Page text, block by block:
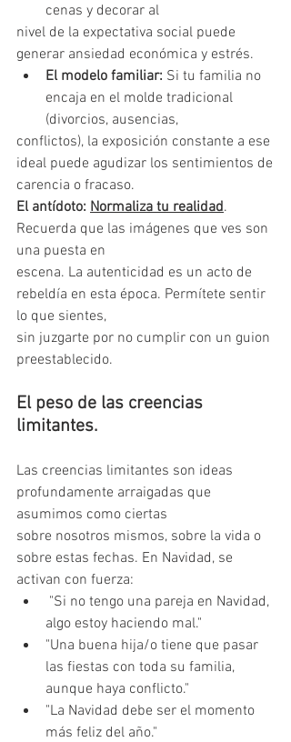
cenas y decorar al
nivel de la expectativa social puede
generar ansiedad económica y estrés.
El modelo familiar: Si tu familia no
encaja en el molde tradicional
(divorcios, ausencias,
conflictos), la exposición constante a ese
ideal puede agudizar los sentimientos de
carencia o fracaso.
El antídoto: Normaliza tu realidad.
Recuerda que las imágenes que ves son
una puesta en
escena. La autenticidad es un acto de
rebeldía en esta época. Permítete sentir
lo que sientes,
sin juzgarte por no cumplir con un guion
preestablecido.
El peso de las creencias
limitantes.
Las creencias limitantes son ideas
profundamente arraigadas que
asumimos como ciertas
sobre nosotros mismos, sobre la vida o
sobre estas fechas. En Navidad, se
activan con fuerza:
algo estoy haciendo mal."
"Una buena hija/o tiene que pasar
las fiestas con toda su familia,
aunque haya conflicto."
"La Navidad debe ser el momento
más feliz del año."